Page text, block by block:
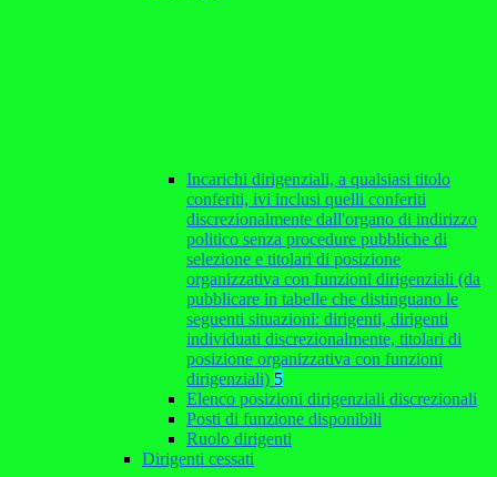
Incarichi dirigenziali, a qualsiasi titolo
conferiti, ivi inclusi quelli conferiti
discrezionalmente dall'organo di indirizzo
politico senza procedure pubbliche di
selezione e titolari di posizione
organizzativa con funzioni dirigenziali (da
pubblicare in tabelle che distinguano le
seguenti situazioni: dirigenti, dirigenti
individuati discrezionalmente, titolari di
posizione organizzativa con funzioni
dirigenziali) 5
Elenco posizioni dirigenziali discrezionali
Posti di funzione disponibili
Ruolo dirigenti
Dirigenti cessati